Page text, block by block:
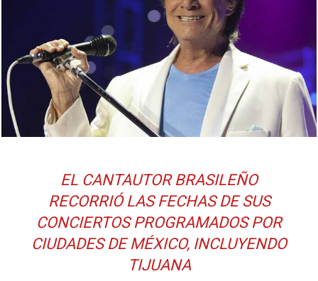
EL CANTAUTOR BRASILEÑO
RECORRIÓ LAS FECHAS DE SUS
CONCIERTOS PROGRAMADOS POR
CIUDADES DE MÉXICO, INCLUYENDO
TIJUANA